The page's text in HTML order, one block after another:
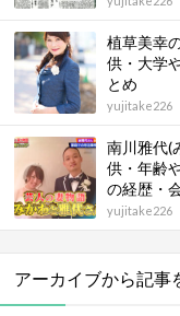
植草美幸
供・大学
とめ
yujitake226
南川雅代(
供・年齢
の経歴・
yujitake226
アーカイブから記事